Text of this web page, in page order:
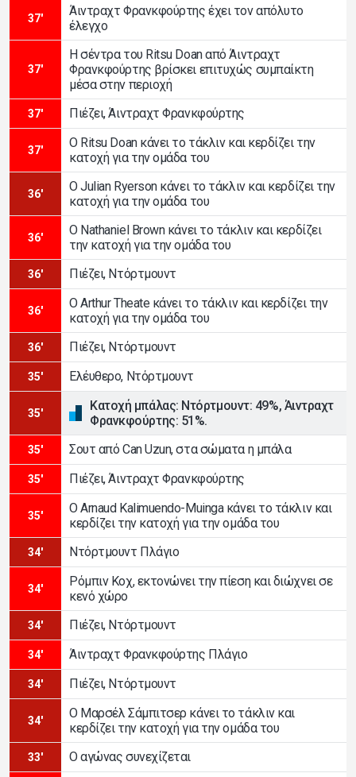
37'
Άιντραχτ Φρανκφούρτης έχει τον απόλυτο
έλεγχο
37'
Η σέντρα του Ritsu Doan από Άιντραχτ
Φρανκφούρτης βρίσκει επιτυχώς συμπαίκτη
μέσα στην περιοχή
37' Πιέζει, Άιντραχτ Φρανκφούρτης
37'
Ο Ritsu Doan κάνει το τάκλιν και κερδίζει την
κατοχή για την ομάδα του
36'
Ο Julian Ryerson κάνει το τάκλιν και κερδίζει την
κατοχή για την ομάδα του
36'
Ο Nathaniel Brown κάνει το τάκλιν και κερδίζει
την κατοχή για την ομάδα του
36' Πιέζει, Ντόρτμουντ
36'
Ο Arthur Theate κάνει το τάκλιν και κερδίζει την
κατοχή για την ομάδα του
36' Πιέζει, Ντόρτμουντ
35' Ελέυθερο, Ντόρτμουντ
35'
Κατοχή μπάλας: Ντόρτμουντ: 49%, Άιντραχτ
Φρανκφούρτης: 51%.
35' Σουτ από Can Uzun, στα σώματα η μπάλα
35' Πιέζει, Άιντραχτ Φρανκφούρτης
35'
Ο Arnaud Kalimuendo-Muinga κάνει το τάκλιν και
κερδίζει την κατοχή για την ομάδα του
34' Ντόρτμουντ Πλάγιο
34'
Ρόμπιν Κοχ, εκτονώνει την πίεση και διώχνει σε
κενό χώρο
34' Πιέζει, Ντόρτμουντ
34' Άιντραχτ Φρανκφούρτης Πλάγιο
34' Πιέζει, Ντόρτμουντ
34'
Ο Μαρσέλ Σάμπιτσερ κάνει το τάκλιν και
κερδίζει την κατοχή για την ομάδα του
33' Ο αγώνας συνεχίζεται